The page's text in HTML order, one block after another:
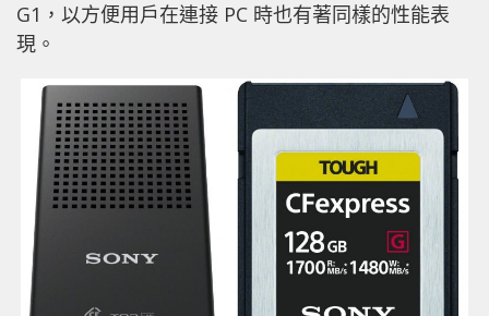
G1，以方便用戶在連接 PC 時也有著同樣的性能表
現。